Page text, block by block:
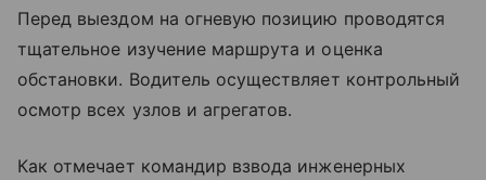
Перед выездом на огневую позицию проводятся
тщательное изучение маршрута и оценка
обстановки. Водитель осуществляет контрольный
осмотр всех узлов и агрегатов.
Как отмечает командир взвода инженерных